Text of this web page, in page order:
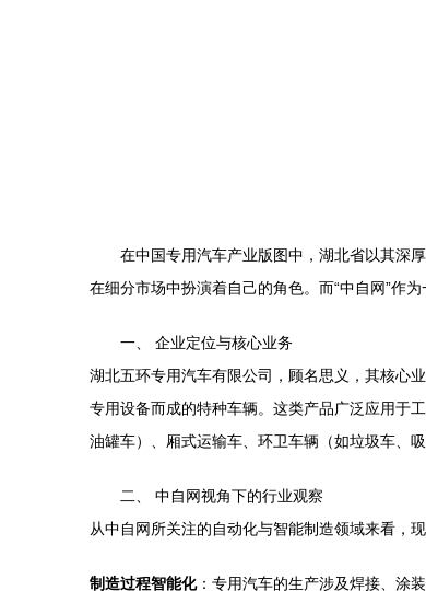
在中国专用汽车产业版图中，湖北省以其深
在细分市场中扮演着自己的角色。而“中自网”作
一、 企业定位与核心业务
湖北五环专用汽车有限公司，顾名思义，其核心
专用设备而成的特种车辆。这类产品广泛应用于
油罐车）、厢式运输车、环卫车辆（如垃圾车、
二、 中自网视角下的行业观察
从中自网所关注的自动化与智能制造领域来看，
制造过程智能化：专用汽车的生产涉及焊接、涂